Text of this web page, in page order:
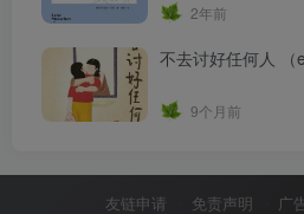
2年前
不去讨好任何人 （
9个月前
友链申请 免责声明 广